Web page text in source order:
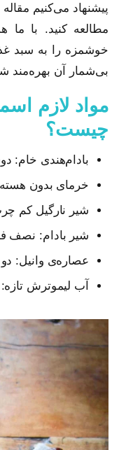
پیشنهاد می‌کنیم
مطالعه کنید. با ما
خوشمزه را به سبد
بی‌شمار آن بهره‌مند
مواد لازم
چیست؟
بادا‌م‌هندی خام:
خرمای بدون هسته: ۴
شیر نارگیل کم
شیر بادام: نصف
عصاره‌ی وانیل:
آب لیموترش